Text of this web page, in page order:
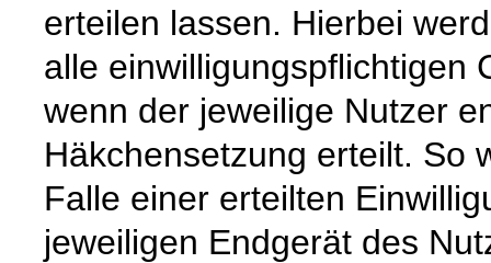
erteilen lassen. Hierbei
alle einwilligungspflichtigen
wenn der jeweilige Nutzer
Häkchensetzung erteilt. So
Falle einer erteilten
jeweiligen Endgerät des